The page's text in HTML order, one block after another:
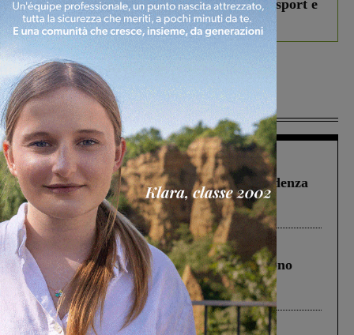
studenti coinvolti, torna il bando per lo sport e
debutta il podcast Estrair
Più lette
Figline Incisa Valdarno 1 Agosto 2026
Piscina di Figline finanziata oltre la scadenza
Pnrr, il gruppo di Fratelli d’Italia: “Un
ringraziamento al Governo”
Cronaca 4 Agosto 2026
Un anno fa la strage in A1 in cui morirono
Gianni, Giulia e Franco. Lo schianto, il
processo, lo stop ai sorpassi fra tir....
Cronaca 3 Agosto 2026